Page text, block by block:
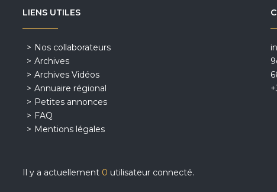
LIENS UTILES
Nos collaborateurs
Archives
Archives Vidéos
Annuaire régional
Petites annonces
FAQ
Mentions légales
Il y a actuellement 0 utilisateur connecté.